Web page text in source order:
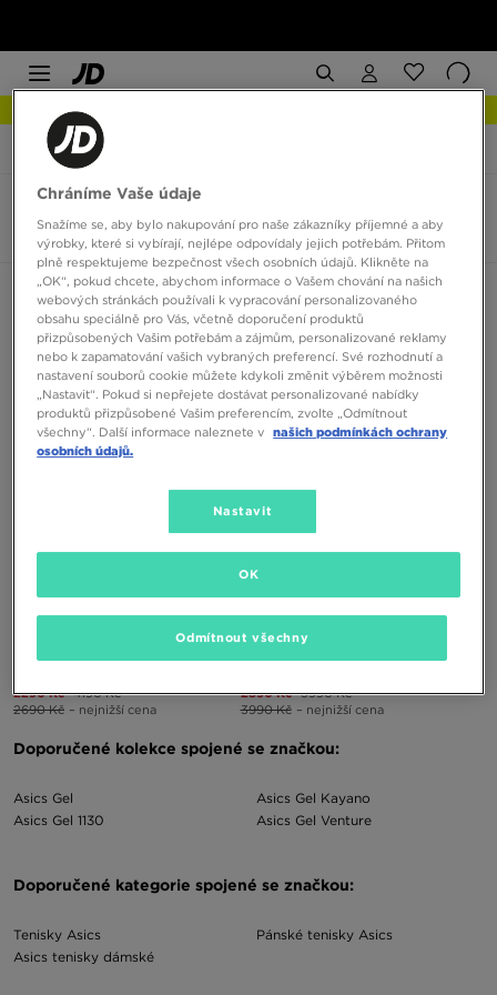
JD Sports Asics Gel NYC Rugged
2 produkty
Seřadit:Doporučené Filtrovat
2290 Kč 4190 Kč
2690 Kč – nejnižší cena
ASICS NYC RUGGED
2890 Kč 3990 Kč
3990 Kč – nejnižší cena
Doporučené kolekce spojené se značkou:
Asics Gel
Asics Gel 1130
Asics Gel Kayano
Asics Gel Venture
Doporučené kategorie spojené se značkou:
Tenisky Asics
Asics tenisky dámské
Pánské tenisky Asics
Chráníme Vaše údaje
Snažíme se, aby bylo nakupování pro naše zákazníky příjemné a aby
výrobky, které si vybírají, nejlépe odpovídaly jejich potřebám. Přitom
plně respektujeme bezpečnost všech osobních údajů. Klikněte na
„OK“, pokud chcete, abychom informace o Vašem chování na našich
webových stránkách používali k vypracování personalizovaného
obsahu speciálně pro Vás, včetně doporučení produktů
přizpůsobených Vašim potřebám a zájmům, personalizované reklamy
nebo k zapamatování vašich vybraných preferencí. Své rozhodnutí a
nastavení souborů cookie můžete kdykoli změnit výběrem možnosti
„Nastavit“. Pokud si nepřejete dostávat personalizované nabídky
produktů přizpůsobené Vašim preferencím, zvolte „Odmítnout
všechny“. Další informace naleznete v našich podmínkách ochrany
osobních údajů.
Nastavit
Odmítnout všechny
OK